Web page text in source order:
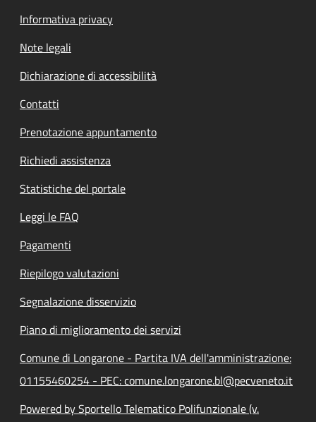
Informativa privacy
Note legali
Dichiarazione di accessibilità
Contatti
Prenotazione appuntamento
Richiedi assistenza
Statistiche del portale
Leggi le FAQ
Pagamenti
Riepilogo valutazioni
Segnalazione disservizio
Piano di miglioramento dei servizi
Comune di Longarone - Partita IVA dell'amministrazione:
01155460254 - PEC: comune.longarone.bl@pecveneto.it
Powered by Sportello Telematico Polifunzionale (v.